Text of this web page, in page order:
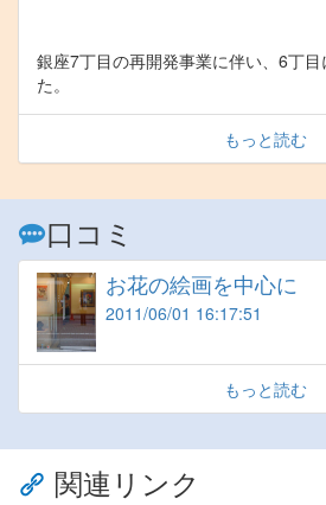
銀座7丁目の再開発事業に伴い、6丁
た。
もっと読む
口コミ
お花の絵画を中心に
2011/06/01 16:17:51
もっと読む
関連リンク